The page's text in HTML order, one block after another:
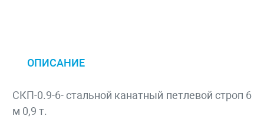
ОПИСАНИЕ
СКП-0.9-6- стальной канатный петлевой строп 6
м 0,9 т.